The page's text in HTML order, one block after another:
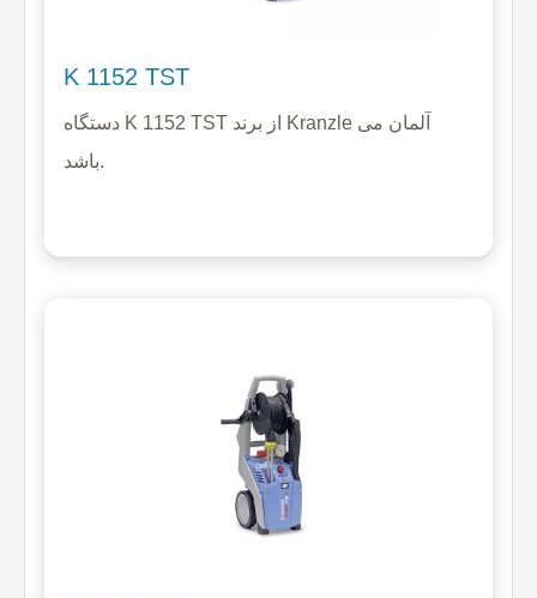
K 1152 TST
دستگاه K 1152 TST از برند Kranzle آلمان می
باشد.